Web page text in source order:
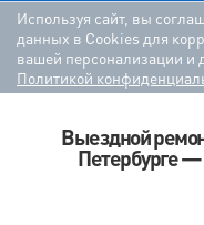
Используя сайт, вы
данных в Cookies для
вашей персонализации и
Политикой
Выездной
Петербурге —